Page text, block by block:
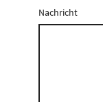
Nachricht